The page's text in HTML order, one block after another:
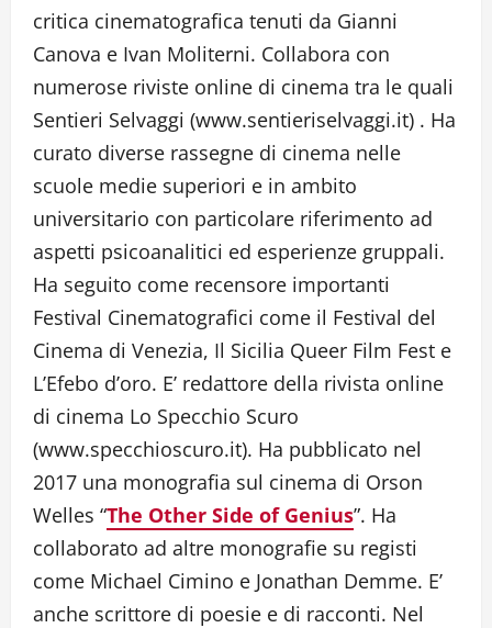
critica cinematografica tenuti da Gianni
Canova e Ivan Moliterni. Collabora con
numerose riviste online di cinema tra le quali
Sentieri Selvaggi (www.sentieriselvaggi.it) . Ha
curato diverse rassegne di cinema nelle
scuole medie superiori e in ambito
universitario con particolare riferimento ad
aspetti psicoanalitici ed esperienze gruppali.
Ha seguito come recensore importanti
Festival Cinematografici come il Festival del
Cinema di Venezia, Il Sicilia Queer Film Fest e
L’Efebo d’oro. E’ redattore della rivista online
di cinema Lo Specchio Scuro
(www.specchioscuro.it). Ha pubblicato nel
2017 una monografia sul cinema di Orson
Welles “The Other Side of Genius”. Ha
collaborato ad altre monografie su registi
come Michael Cimino e Jonathan Demme. E’
anche scrittore di poesie e di racconti. Nel